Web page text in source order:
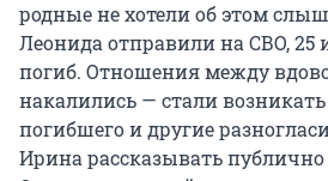
родные не хотели об этом
Леонида отправили на СВО, 25
погиб. Отношения между
накалились — стали
погибшего и другие
Ирина рассказывать публично